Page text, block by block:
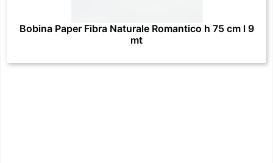
Bobina Paper Fibra Naturale Romantico h 75 cm l 9
mt